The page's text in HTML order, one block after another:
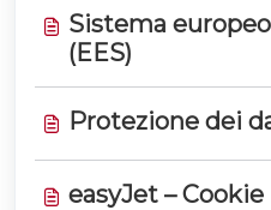
Sistema
(EES)
Protezione dei
easyJet – Cookie